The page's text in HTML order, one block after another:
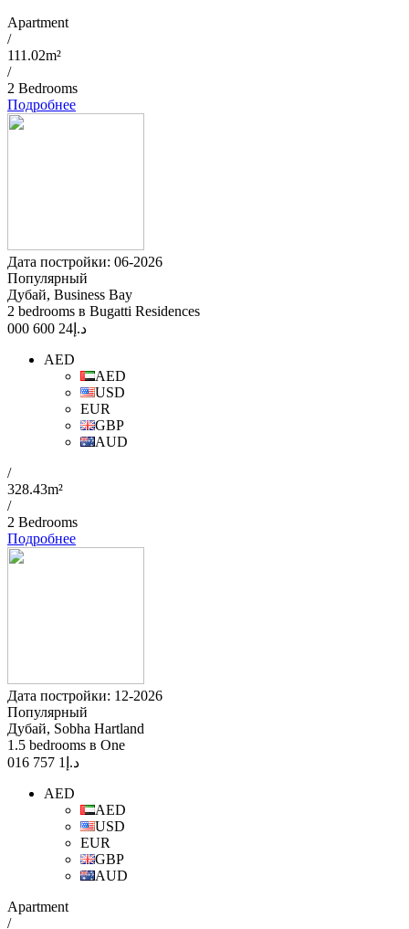
Apartment
/
111.02m²
/
2 Bedrooms
Подробнее
Дата постройки: 06-2026
Популярный
Дубай, Business Bay
2 bedrooms в Bugatti Residences
د.إ 24 600 000
AED
AED
USD
EUR
GBP
AUD
/
328.43m²
/
2 Bedrooms
Подробнее
Дата постройки: 12-2026
Популярный
Дубай, Sobha Hartland
1.5 bedrooms в One
د.إ 1 757 016
AED
AED
USD
EUR
GBP
AUD
Apartment
/